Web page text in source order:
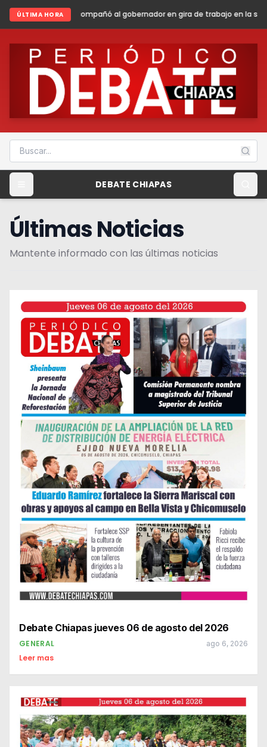
ÚLTIMA HORA
al gobernador en gira de trabajo en la sierra madre de Chiapas
DEBATE CHIAPAS
Últimas Noticias
Mantente informado con las últimas noticias
Debate Chiapas jueves 06 de agosto del 2026
GENERAL ago 6, 2026
Leer mas